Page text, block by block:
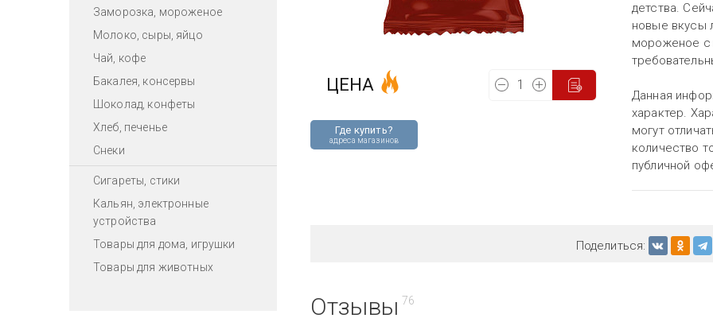
Заморозка, мороженое
Молоко, сыры, яйцо
Чай, кофе
Бакалея, консервы
Шоколад, конфеты
Хлеб, печенье
Снеки
Сигареты, стики
Кальян, электронные
устройства
Товары для дома, игрушки
Товары для животных
Где купить?
адреса магазинов
ЦЕНА
детства.
новые вкусы
мороженое с
Данная
характер.
могут
количество
публичной
Поделиться:
Отзывы 76